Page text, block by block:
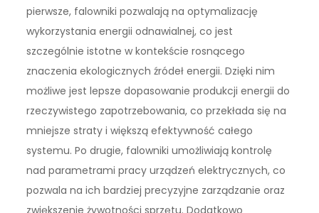
pierwsze, falowniki pozwalają na optymalizację
wykorzystania energii odnawialnej, co jest
szczególnie istotne w kontekście rosnącego
znaczenia ekologicznych źródeł energii. Dzięki nim
możliwe jest lepsze dopasowanie produkcji energii do
rzeczywistego zapotrzebowania, co przekłada się na
mniejsze straty i większą efektywność całego
systemu. Po drugie, falowniki umożliwiają kontrolę
nad parametrami pracy urządzeń elektrycznych, co
pozwala na ich bardziej precyzyjne zarządzanie oraz